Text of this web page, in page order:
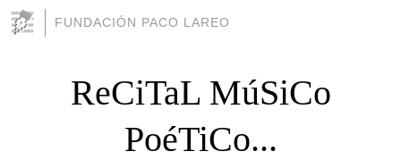
FUNDACIÓN PACO LAREO
ReCiTaL MúSiCo
PoéTiCo...